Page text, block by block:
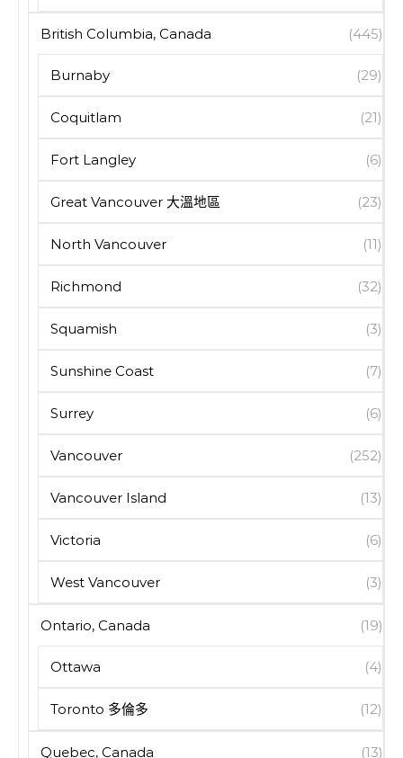
British Columbia, Canada (445)
Burnaby (29)
Coquitlam (21)
Fort Langley (6)
Great Vancouver 大溫地區 (23)
North Vancouver (11)
Richmond (32)
Squamish (3)
Sunshine Coast (7)
Surrey (6)
Vancouver (252)
Vancouver Island (13)
Victoria (6)
West Vancouver (3)
Ontario, Canada (19)
Ottawa (4)
Toronto 多倫多 (12)
Quebec, Canada (13)